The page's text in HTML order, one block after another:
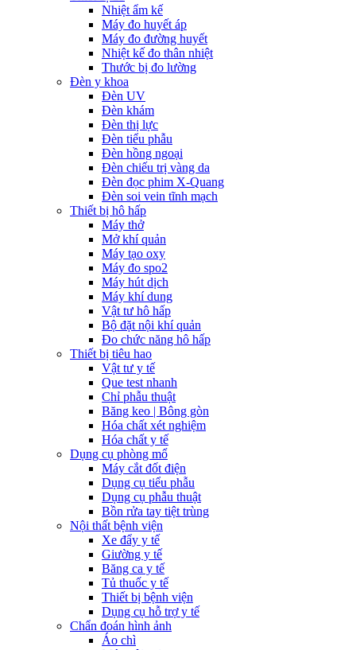
Nhiệt ẩm kế
Máy đo huyết áp
Máy đo đường huyết
Nhiệt kế đo thân nhiệt
Thước bị đo lường
Đèn y khoa
Đèn UV
Đèn khám
Đèn thị lực
Đèn tiểu phẫu
Đèn hồng ngoại
Đèn chiếu trị vàng da
Đèn đọc phim X-Quang
Đèn soi vein tĩnh mạch
Thiết bị hô hấp
Máy thở
Mở khí quản
Máy tạo oxy
Máy đo spo2
Máy hút dịch
Máy khí dung
Vật tư hô hấp
Bộ đặt nội khí quản
Đo chức năng hô hấp
Thiết bị tiêu hao
Vật tư y tế
Que test nhanh
Chỉ phẫu thuật
Băng keo | Bông gòn
Hóa chất xét nghiệm
Hóa chất y tế
Dụng cụ phòng mổ
Máy cắt đốt điện
Dụng cụ tiểu phẫu
Dụng cụ phẫu thuật
Bồn rửa tay tiệt trùng
Nội thất bệnh viện
Xe đẩy y tế
Giường y tế
Băng ca y tế
Tủ thuốc y tế
Thiết bị bệnh viện
Dụng cụ hỗ trợ y tế
Chẩn đoán hình ảnh
Áo chì